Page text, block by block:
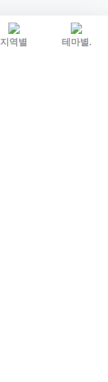
지역별
테마별.